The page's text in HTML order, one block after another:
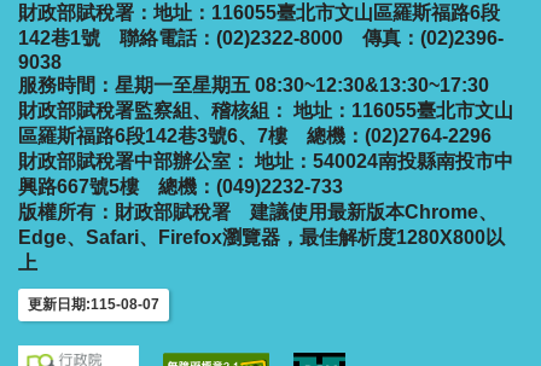
財政部賦稅署：地址：116055臺北市文山區羅斯福路6段
142巷1號 聯絡電話：(02)2322-8000 傳真：(02)2396-
9038
服務時間：星期一至星期五 08:30~12:30&13:30~17:30
財政部賦稅署監察組、稽核組： 地址：116055臺北市文山
區羅斯福路6段142巷3號6、7樓 總機：(02)2764-2296
財政部賦稅署中部辦公室： 地址：540024南投縣南投市中
興路667號5樓 總機：(049)2232-733
版權所有：財政部賦稅署 建議使用最新版本Chrome、
Edge、Safari、Firefox瀏覽器，最佳解析度1280X800以
上
更新日期:115-08-07